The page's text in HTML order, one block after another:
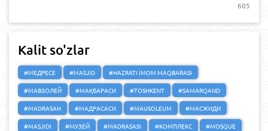
605
Kalit so'zlar
#МЕДРЕСЕ #MASJID
#HAZRATI IMOM MAQBARASI
#МАВЗОЛЕЙ
#МАҚБАРАСИ #TOSHKENT
#SAMARQAND
#MADRASAH
#МАДРАСАСИ #MAUSOLEUM
#МАСЖИДИ
#MASJIDI
#МУЗЕЙ #MADRASASI #КОМПЛЕКС
#MOSQUE